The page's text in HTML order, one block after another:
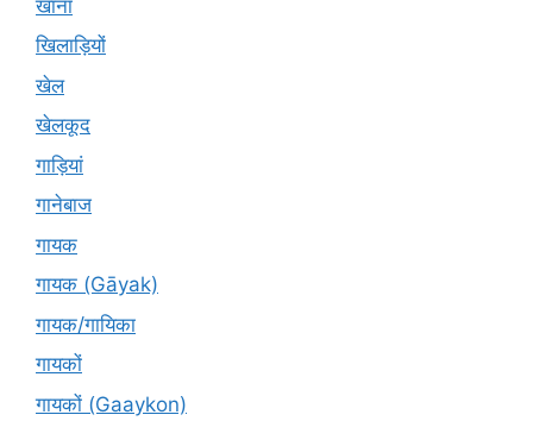
खाना
खिलाड़ियों
खेल
खेलकूद
गाड़ियां
गानेबाज
गायक
गायक (Gāyak)
गायक/गायिका
गायकों
गायकों (Gaaykon)